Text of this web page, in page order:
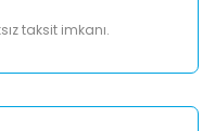
taksit imkanı.